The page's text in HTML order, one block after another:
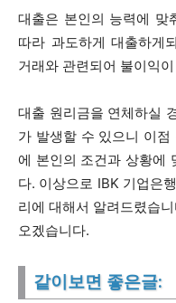
대출은 본인의 능력에 맞
따라 과도하게 대출하게
거래와 관련되어 불이익
대출 원리금을 연체하실
가 발생할 수 있으니 이
에 본인의 조건과 상황에
다. 이상으로 IBK 기업은
리에 대해서 알려드렸습
오겠습니다.
같이보면 좋은글: